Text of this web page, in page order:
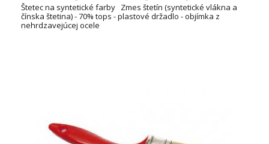
Štetec na syntetické farby Zmes štetín (syntetické vlákna a
čínska štetina) - 70% tops - plastové držadlo - objímka z
nehrdzavejúcej ocele